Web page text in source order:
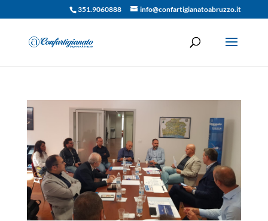
351.9060888 info@confartigianatoabruzzo.it